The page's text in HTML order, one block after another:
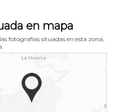
en mapa
fotografías situadas en esta zona,